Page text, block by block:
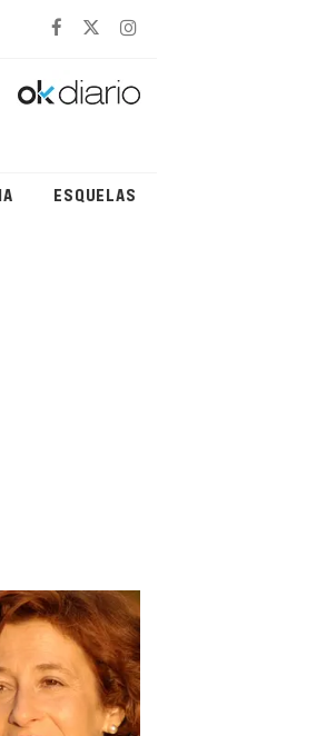
ESQUELAS